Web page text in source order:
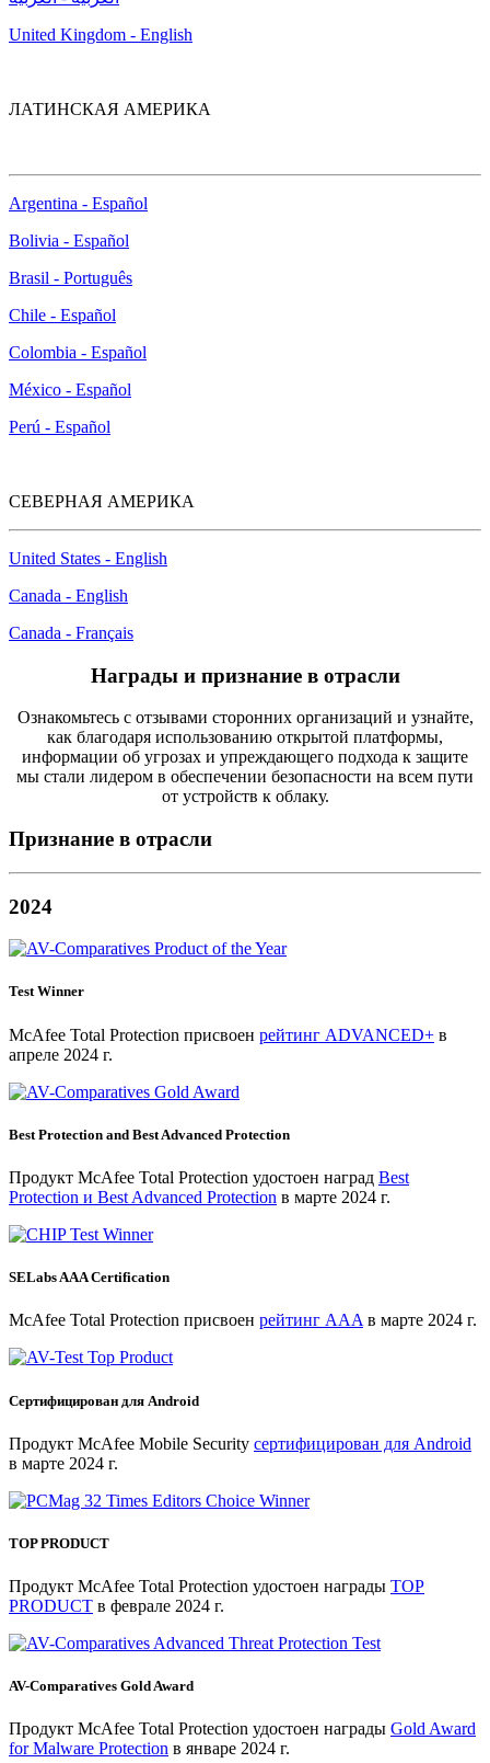
United Kingdom - English
ЛАТИНСКАЯ АМЕРИКА
Argentina - Español
Bolivia - Español
Brasil - Português
Chile - Español
Colombia - Español
México - Español
Perú - Español
СЕВЕРНАЯ АМЕРИКА
United States - English
Canada - English
Canada - Français
Награды и признание в отрасли
Ознакомьтесь с отзывами сторонних организаций и узнайте,
как благодаря использованию открытой платформы,
информации об угрозах и упреждающего подхода к защите
мы стали лидером в обеспечении безопасности на всем пути
от устройств к облаку.
Признание в отрасли
2024
Test Winner
McAfee Total Protection присвоен рейтинг ADVANCED+ в
апреле 2024 г.
Best Protection and Best Advanced Protection
Продукт McAfee Total Protection удостоен наград Best
Protection и Best Advanced Protection в марте 2024 г.
SELabs AAA Certification
McAfee Total Protection присвоен рейтинг AAA в марте 2024 г.
Сертифицирован для Android
Продукт McAfee Mobile Security сертифицирован для Android
в марте 2024 г.
TOP PRODUCT
Продукт McAfee Total Protection удостоен награды TOP
PRODUCT в феврале 2024 г.
AV-Comparatives Gold Award
Продукт McAfee Total Protection удостоен награды Gold Award
for Malware Protection в январе 2024 г.